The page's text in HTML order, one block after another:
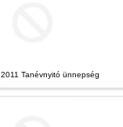
2011 Tanévnyitó ünnepség